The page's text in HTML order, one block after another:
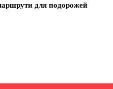
для подорожей